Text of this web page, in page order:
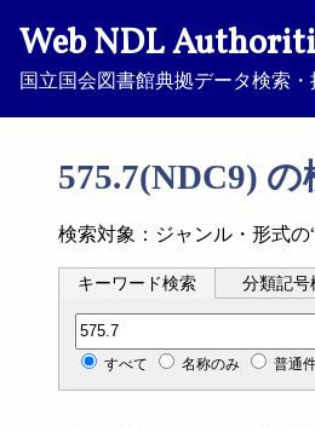
Web NDL
国立国会図書館典拠データ検索・
575.7(NDC9)
検索対象：ジャンル・形式の
キーワード検索 分類記号
分類記号検索
すべて 名称のみ 普通